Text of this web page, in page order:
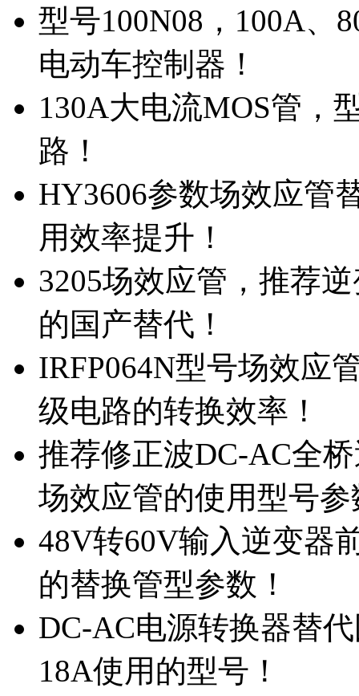
型号100N08，100A、
电动车控制器！
130A大电流MOS管，
路！
HY3606参数场效应管
用效率提升！
3205场效应管，推荐
的国产替代！
IRFP064N型号场效应
级电路的转换效率！
推荐修正波DC-AC全
场效应管的使用型号参
48V转60V输入逆变器
的替换管型参数！
DC-AC电源转换器替
18A使用的型号！